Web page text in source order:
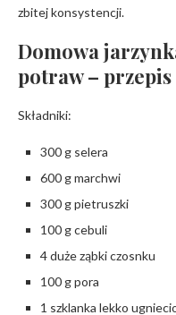
zbitej konsystencji.
Domowa
potraw – przepis
Składniki:
300 g selera
600 g marchwi
300 g pietruszki
100 g cebuli
4 duże ząbki czosnku
100 g pora
1 szklanka lekko